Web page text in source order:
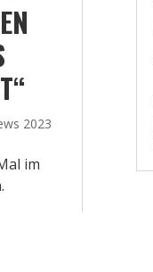
2023
im